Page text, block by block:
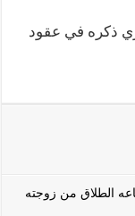
ذكره في عقود
الطلاق من زوجته